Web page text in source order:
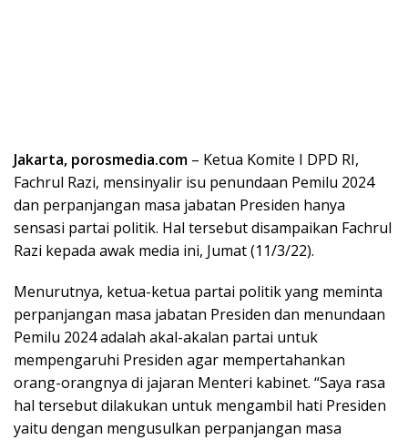
Jakarta, porosmedia.com – Ketua Komite I DPD RI,
Fachrul Razi, mensinyalir isu penundaan Pemilu 2024
dan perpanjangan masa jabatan Presiden hanya
sensasi partai politik. Hal tersebut disampaikan Fachrul
Razi kepada awak media ini, Jumat (11/3/22).
Menurutnya, ketua-ketua partai politik yang meminta
perpanjangan masa jabatan Presiden dan menundaan
Pemilu 2024 adalah akal-akalan partai untuk
mempengaruhi Presiden agar mempertahankan
orang-orangnya di jajaran Menteri kabinet. “Saya rasa
hal tersebut dilakukan untuk mengambil hati Presiden
yaitu dengan mengusulkan perpanjangan masa